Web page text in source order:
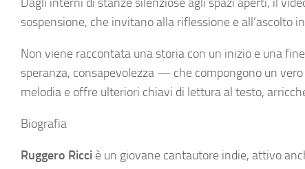
sospensione, che invitano alla riflessione e all’ascolto
Non viene raccontata una storia con un inizio e una
speranza, consapevolezza — che compongono un
melodia e offre ulteriori chiavi di lettura al testo,
Biografia
Ruggero Ricci è un giovane cantautore indie, attivo